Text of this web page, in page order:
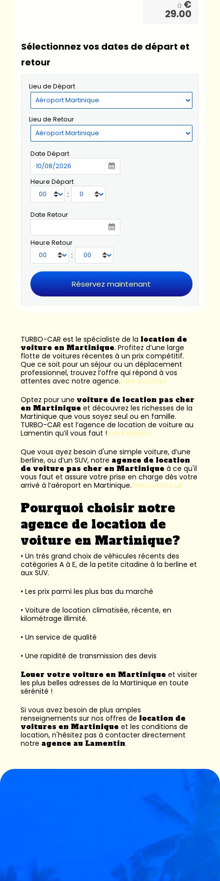
à €
29.00
Sélectionnez vos dates de départ et
retour
Lieu de Départ
Lieu de Retour
Date Départ
Heure Départ
:
Date Retour
Heure Retour
:
TURBO-CAR est le spécialiste de la location de
voiture en Martinique. Profitez d’une large
flotte de voitures récentes à un prix compétitif.
Que ce soit pour un séjour ou un déplacement
professionnel, trouvez l’offre qui répond à vos
attentes avec notre agence.fake watches
Optez pour une voiture de location pas cher
en Martinique et découvrez les richesses de la
Martinique que vous soyez seul ou en famille.
TURBO-CAR est l’agence de location de voiture au
Lamentin qu’il vous faut !Rolex Replica
Que vous ayez besoin d'une simple voiture, d’une
berline, ou d’un SUV, notre agence de location
de voiture pas cher en Martinique à ce qu'il
vous faut et assure votre prise en charge dès votre
arrivé à l’aéroport en Martinique.rolex replica uk
Pourquoi choisir notre
agence de location de
voiture en Martinique?
• Un très grand choix de véhicules récents des
catégories A à E, de la petite citadine à la berline et
aux SUV.
• Les prix parmi les plus bas du marché
• Voiture de location climatisée, récente, en
kilométrage illimité.
• Un service de qualité
• Une rapidité de transmission des devis
Louer votre voiture en Martinique et visiter
les plus belles adresses de la Martinique en toute
sérénité !
Si vous avez besoin de plus amples
renseignements sur nos offres de location de
voitures en Martinique et les conditions de
location, n'hésitez pas à contacter directement
notre agence au Lamentin.